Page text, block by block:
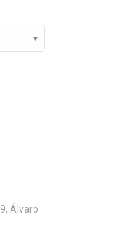
Álvaro